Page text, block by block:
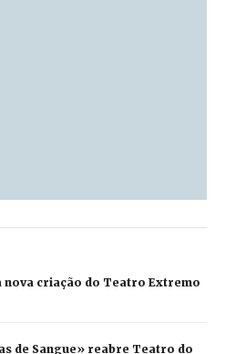
nova criação do Teatro Extremo
de Sangue» reabre Teatro do